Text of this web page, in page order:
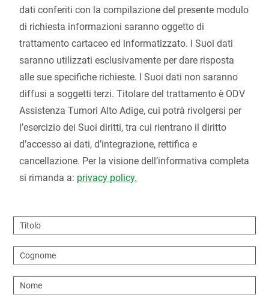
dati conferiti con la compilazione del presente modulo
di richiesta informazioni saranno oggetto di
trattamento cartaceo ed informatizzato. I Suoi dati
saranno utilizzati esclusivamente per dare risposta
alle sue specifiche richieste. I Suoi dati non saranno
diffusi a soggetti terzi. Titolare del trattamento è ODV
Assistenza Tumori Alto Adige, cui potrà rivolgersi per
l’esercizio dei Suoi diritti, tra cui rientrano il diritto
d’accesso ai dati, d’integrazione, rettifica e
cancellazione. Per la visione dell’informativa completa
si rimanda a: privacy policy.
Titolo
Cognome
Nome